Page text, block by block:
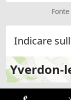
Indicare
Yverdon-